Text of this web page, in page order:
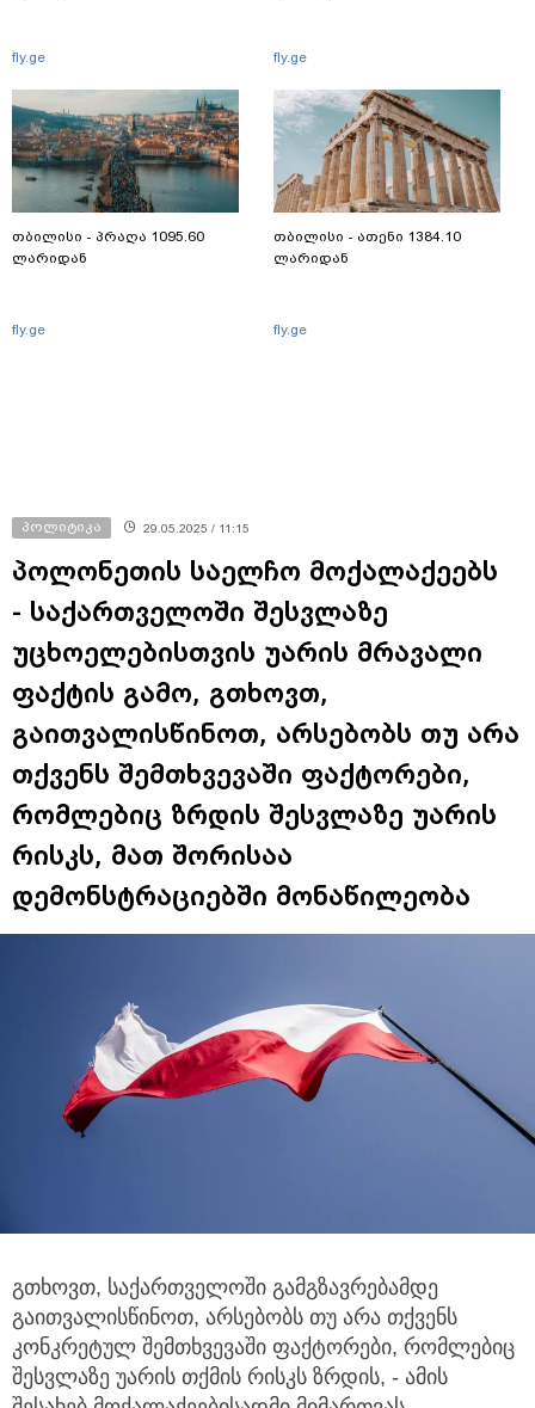
თბილისი - პრაღა 1095.60
თბილისი - ათენი 1384.10
პოლიტიკა
პოლონეთის საელჩო მოქალაქეებს
- საქართველოში შესვლაზე
უცხოელებისთვის უარის მრავალი
ფაქტის გამო, გთხოვთ,
გაითვალისწინოთ, არსებობს თუ არა
თქვენს შემთხვევაში ფაქტორები,
რომლებიც ზრდის შესვლაზე უარის
რისკს, მათ შორისაა
დემონსტრაციებში მონაწილეობა
გთხოვთ, საქართველოში გამგზავრებამდე
გაითვალისწინოთ, არსებობს თუ არა თქვენს
კონკრეტულ შემთხვევაში ფაქტორები,
რომლებიც
შესვლაზე უარის თქმის რისკს ზრდის, - ამის